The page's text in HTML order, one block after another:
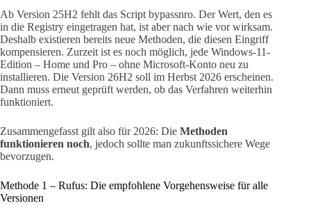
Ab Version 25H2 fehlt das Script bypassnro. Der Wert, den es
in die Registry eingetragen hat, ist aber nach wie vor wirksam.
Deshalb existieren bereits neue Methoden, die diesen Eingriff
kompensieren. Zurzeit ist es noch möglich, jede Windows-11-
Edition – Home und Pro – ohne Microsoft-Konto neu zu
installieren. Die Version 26H2 soll im Herbst 2026 erscheinen.
Dann muss erneut geprüft werden, ob das Verfahren weiterhin
funktioniert.
Zusammengefasst gilt also für 2026: Die Methoden
funktionieren noch, jedoch sollte man zukunftssichere Wege
bevorzugen.
Methode 1 – Rufus: Die empfohlene Vorgehensweise für alle
Versionen